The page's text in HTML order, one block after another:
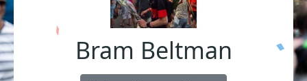
Bram Beltman